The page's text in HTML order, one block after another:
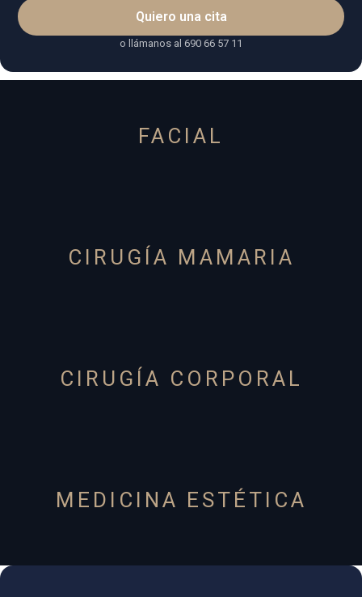
Quiero una cita
o llámanos al 690 66 57 11
FACIAL
CIRUGÍA MAMARIA
CIRUGÍA CORPORAL
MEDICINA ESTÉTICA